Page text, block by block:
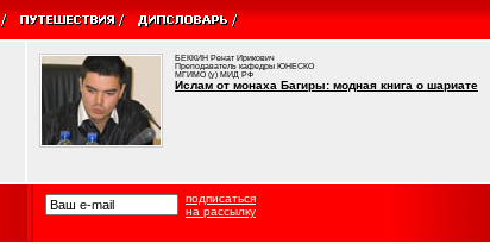
БЕККИН Ренат Ирикович
Преподаватель кафедры ЮНЕСКО
МГИМО (у) МИД РФ
Ислам от монаха Багиры: модная книга о шариате
подписаться
на рассылку